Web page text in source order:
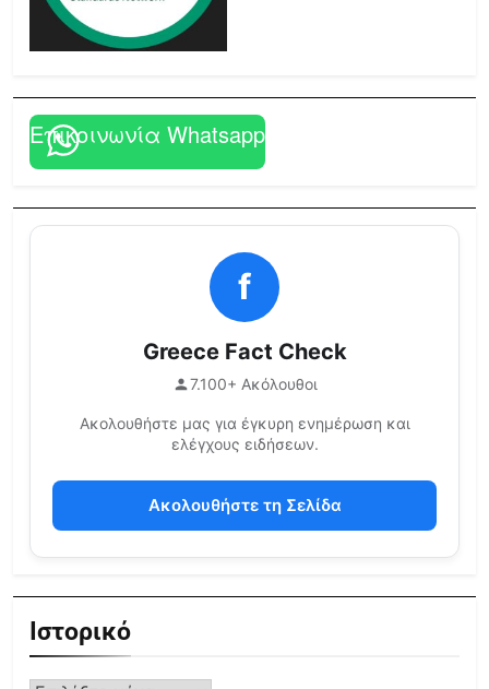
Επικοινωνία Whatsapp
f
Greece Fact Check
7.100+ Ακόλουθοι
Ακολουθήστε μας για έγκυρη ενημέρωση και
ελέγχους ειδήσεων.
Ακολουθήστε τη Σελίδα
Ιστορικό